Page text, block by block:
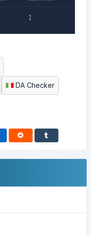
DA Checker